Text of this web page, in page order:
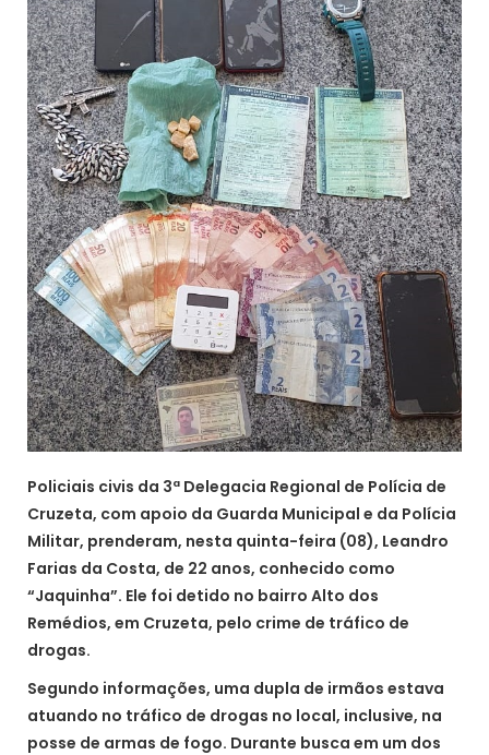
Policiais civis da 3ª Delegacia Regional de Polícia de
Cruzeta, com apoio da Guarda Municipal e da Polícia
Militar, prenderam, nesta quinta-feira (08), Leandro
Farias da Costa, de 22 anos, conhecido como
“Jaquinha”. Ele foi detido no bairro Alto dos
Remédios, em Cruzeta, pelo crime de tráfico de
drogas.
Segundo informações, uma dupla de irmãos estava
atuando no tráfico de drogas no local, inclusive, na
posse de armas de fogo. Durante busca em um dos